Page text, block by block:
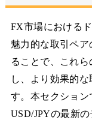
FX市場における
魅力的な取引ペ
ることで、これ
し、より効果的
す。本セクショ
USD/JPYの最新